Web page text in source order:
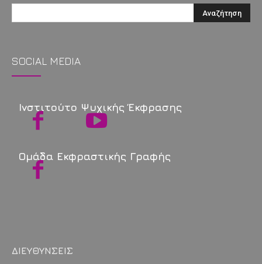
SOCIAL MEDIA
Ινστιτούτο Ψυχικής Έκφρασης
Ομάδα Εκφραστικής Γραφής
ΔΙΕΥΘΥΝΣΕΙΣ